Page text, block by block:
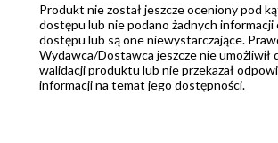
Produkt nie został jeszcze oceniony pod
dostępu lub nie podano żadnych informacji
dostępu lub są one niewystarczające.
Wydawca/Dostawca jeszcze nie umożliwił
walidacji produktu lub nie przekazał
informacji na temat jego dostępności.